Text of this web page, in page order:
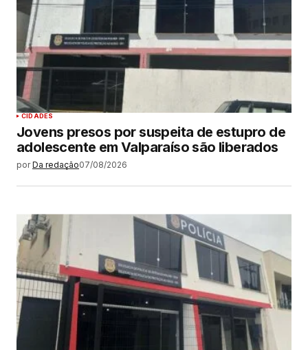
CIDADES
Jovens presos por suspeita de estupro de
adolescente em Valparaíso são liberados
por Da redação07/08/2026